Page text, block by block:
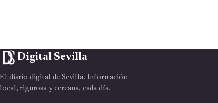
Digital Sevilla
El diario digital de Sevilla. Información
local, rigurosa y cercana, cada día.